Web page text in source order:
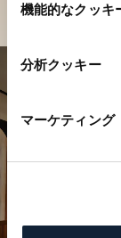
機能的なクッキ
分析クッキー
マーケティング